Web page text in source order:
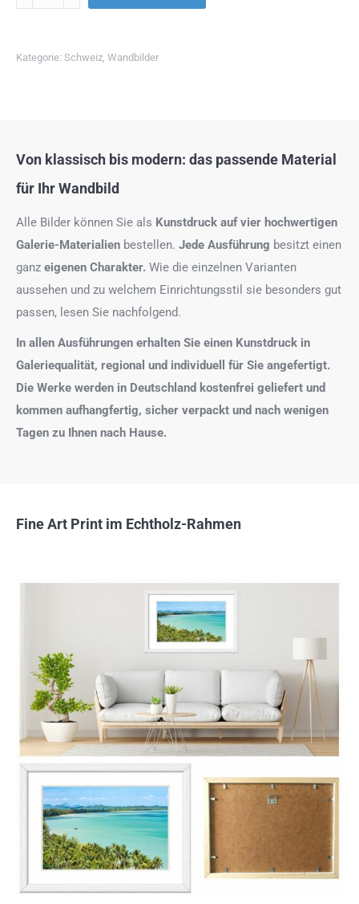
Kategorie: Schweiz Wandbilder
Von klassisch bis modern: das passende Material
für Ihr Wandbild
Alle Bilder können Sie als Kunstdruck auf vier hochwertigen
Galerie-Materialien bestellen. Jede Ausführung besitzt einen
ganz eigenen Charakter. Wie die einzelnen Varianten
aussehen und zu welchem Einrichtungsstil sie besonders gut
passen, lesen Sie nachfolgend.
In allen Ausführungen erhalten Sie einen Kunstdruck in
Galeriequalität, regional und individuell für Sie angefertigt.
Die Werke werden in Deutschland kostenfrei geliefert und
kommen aufhangfertig, sicher verpackt und nach wenigen
Tagen zu Ihnen nach Hause.
Fine Art Print im Echtholz-Rahmen